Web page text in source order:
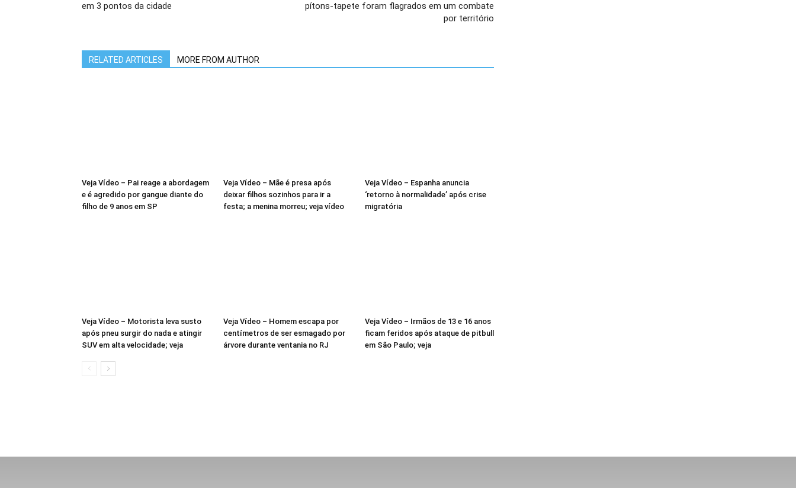
em 3 pontos da cidade
pítons-tapete foram flagrados em um combate
por território
RELATED ARTICLES MORE FROM AUTHOR
Veja Vídeo – Pai reage a abordagem
e é agredido por gangue diante do
filho de 9 anos em SP
Veja Vídeo – Mãe é presa após
deixar filhos sozinhos para ir a
festa; a menina morreu; veja vídeo
Veja Vídeo – Espanha anuncia
‘retorno à normalidade’ após crise
migratória
Veja Vídeo – Motorista leva susto
após pneu surgir do nada e atingir
SUV em alta velocidade; veja
Veja Vídeo – Homem escapa por
centímetros de ser esmagado por
árvore durante ventania no RJ
Veja Vídeo – Irmãos de 13 e 16 anos
ficam feridos após ataque de pitbull
em São Paulo; veja